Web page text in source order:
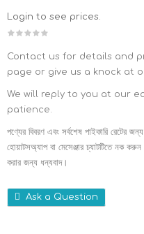
Login to see prices.
Contact us for details and
page or give us a knock at
We will reply to you at our
patience.
পণ্যের বিবরণ এবং সর্বশেষ পাইকারি রেটের
হোয়াটসঅ্যাপ বা মেসেঞ্জার চ্যাটটিতে নক
করার জন্য ধন্যবাদ।
Ask a Question